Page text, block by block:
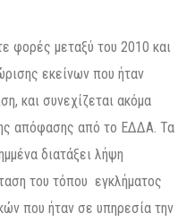
φορές μεταξύ του 2010 και
εκείνων που ήταν
και συνεχίζεται ακόμα
απόφασης από το ΕΔΔΑ. Τα
διατάξει λήψη
του τόπου εγκλήματος
που ήταν σε υπηρεσία την